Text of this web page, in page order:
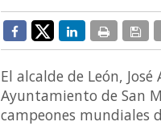
El alcalde de León,
Ayuntamiento de San
campeones mundiales